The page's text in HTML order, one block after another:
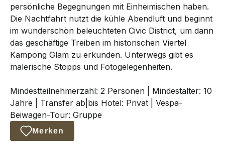
persönliche Begegnungen mit Einheimischen haben.
Die Nachtfahrt nutzt die kühle Abendluft und beginnt
im wunderschön beleuchteten Civic District, um dann
das geschäftige Treiben im historischen Viertel
Kampong Glam zu erkunden. Unterwegs gibt es
malerische Stopps und Fotogelegenheiten.
Mindestteilnehmerzahl: 2 Personen | Mindestalter: 10
Jahre | Transfer ab|bis Hotel: Privat | Vespa-
Beiwagen-Tour: Gruppe
Merken